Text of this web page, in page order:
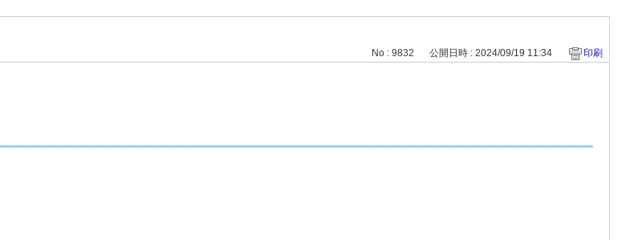
No : 9832 公開日時 : 2024/09/19 11:34 印刷